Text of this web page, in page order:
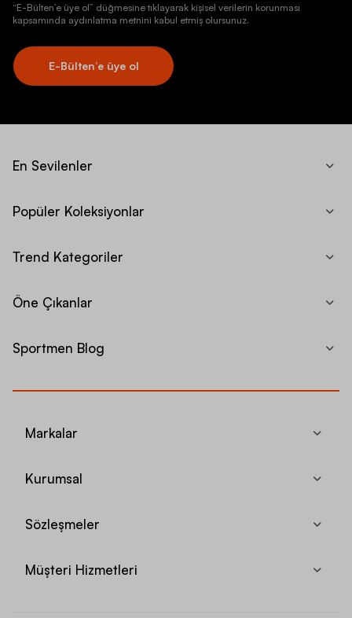
“E-Bülten’e üye ol” düğmesine tıklayarak kişisel verilerin korunması
kapsamında aydınlatma metnini kabul etmiş olursunuz.
E-Bülten’e üye ol
En Sevilenler
Popüler Koleksiyonlar
Trend Kategoriler
Öne Çıkanlar
Sportmen Blog
Markalar
Kurumsal
Sözleşmeler
Müşteri Hizmetleri